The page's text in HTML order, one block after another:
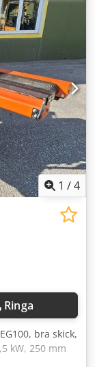
CTR-KV Kabel
EA
SSP
CTR-ZSP
1 /4
Ringa
bra skick,
kW, 250 mm
R Ss Tsa